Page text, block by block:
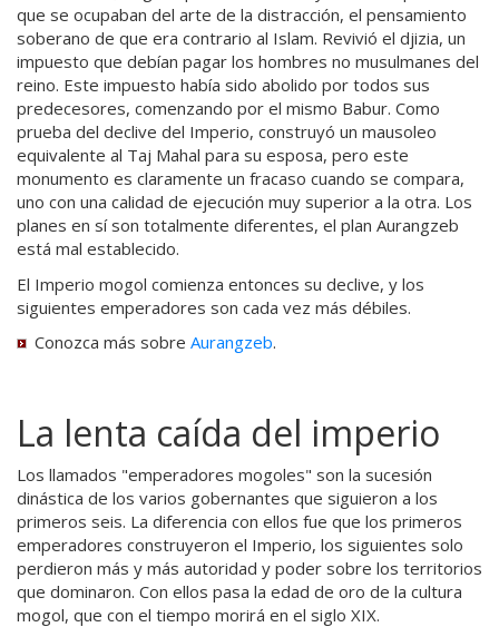
que se ocupaban del arte de la distracción, el pensamiento
soberano de que era contrario al Islam. Revivió el djizia, un
impuesto que debían pagar los hombres no musulmanes del
reino. Este impuesto había sido abolido por todos sus
predecesores, comenzando por el mismo Babur. Como
prueba del declive del Imperio, construyó un mausoleo
equivalente al Taj Mahal para su esposa, pero este
monumento es claramente un fracaso cuando se compara,
uno con una calidad de ejecución muy superior a la otra. Los
planes en sí son totalmente diferentes, el plan Aurangzeb
está mal establecido.
El Imperio mogol comienza entonces su declive, y los
siguientes emperadores son cada vez más débiles.
Conozca más sobre Aurangzeb.
La lenta caída del imperio
Los llamados "emperadores mogoles" son la sucesión
dinástica de los varios gobernantes que siguieron a los
primeros seis. La diferencia con ellos fue que los primeros
emperadores construyeron el Imperio, los siguientes solo
perdieron más y más autoridad y poder sobre los territorios
que dominaron. Con ellos pasa la edad de oro de la cultura
mogol, que con el tiempo morirá en el siglo XIX.